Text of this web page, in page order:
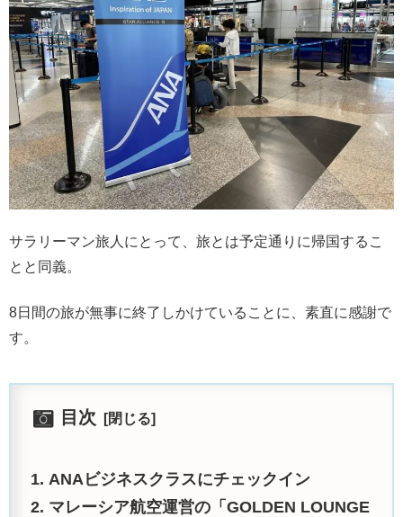
サラリーマン旅人にとって、旅とは予定通りに帰国するこ
とと同義。
8日間の旅が無事に終了しかけていることに、素直に感謝で
す。
目次
ANAビジネスクラスにチェックイン
マレーシア航空運営の「GOLDEN LOUNGE